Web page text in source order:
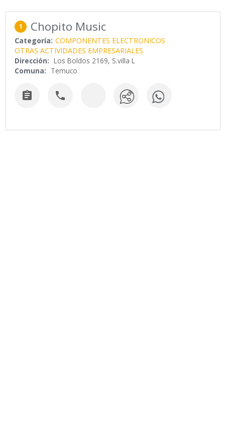
1 Chopito Music
Categoría: COMPONENTES ELECTRONICOS
OTRAS ACTIVIDADES EMPRESARIALES
Dirección: Los Boldos 2169, S.villa L
Comuna: Temuco
 